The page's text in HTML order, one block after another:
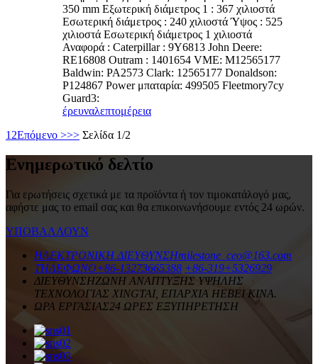
350 mm Εξωτερική διάμετρος 1 : 367 χιλιοστά
Εσωτερική διάμετρος : 240 χιλιοστά Ύψος : 525
χιλιοστά Εσωτερική διάμετρος 1 χιλιοστά
Αναφορά : Caterpillar : 9Y6813 John Deere:
RE16808 Outram : 1401654 VME: M12565177
Baldwin: PA2573 Clark: 12565177 Donaldson:
P124867 Power μπαταρία: 499505 Fleetmory7cy
Guard3:
έρευναλεπτομέρεια
1 2Επόμενο >>> Σελίδα 1/2
Ενημερωτικό δελτίο
Για ερωτήσεις σχετικά με τα προϊόντα ή τον τιμοκατάλογό μας,
αφήστε μας το email σας και θα επικοινωνήσουμε εντός 24 ωρών.
ΥΠΟΒΑΛΛΟΥΝ
ΗΛΕΚΤΡΟΝΙΚΗ ΔΙΕΥΘΥΝΣΗmilestone_ceo@163.com
ΤΗΛΕΦΩΝΟ+86-13273665388 +86-319+5326929
ΔΙΕΥΘΥΝΣΗΖΩΝΗ ΑΝΑΠΤΥΞΗΣ ΥΨΗΛΗΣ
ΤΕΧΝΟΛΟΓΙΑΣ XINGTAI, ΕΠΑΡΧΙΑ HEBEI ΚΙΝΑ.
ΩΡΑ ΕΡΓΑΣΙΑΣ24 ΩΡΕΣ ΕΞΥΠΗΡΕΤΗΣΗ